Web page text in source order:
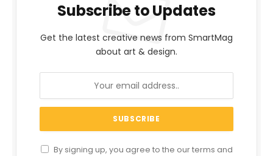
Subscribe to Updates
Get the latest creative news from SmartMag
about art & design.
By signing up, you agree to the our terms and